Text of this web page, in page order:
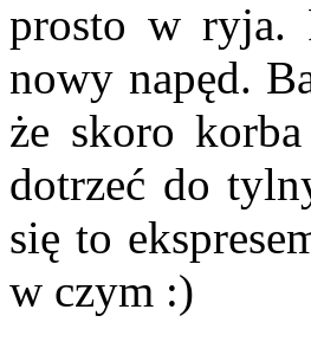
prosto w ryja.
nowy napęd.
że skoro
dotrzeć do
się to
w czym :)